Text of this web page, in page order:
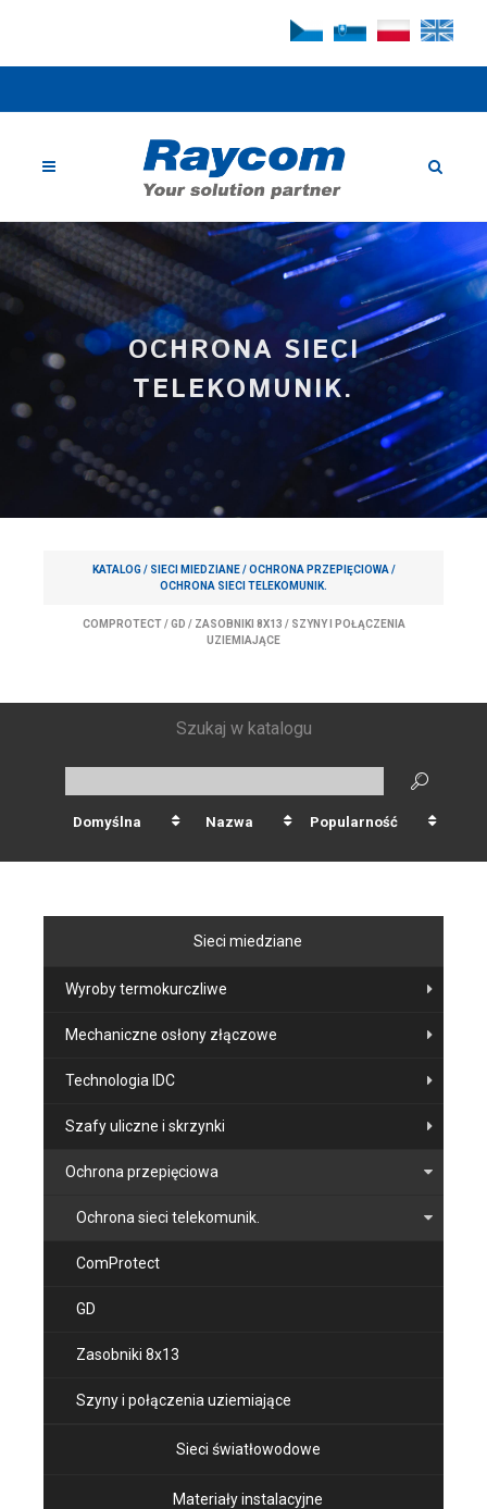
OCHRONA SIECI
TELEKOMUNIK.
KATALOG / SIECI MIEDZIANE/OCHRONA PRZEPIĘCIOWA/
OCHRONA SIECI TELEKOMUNIK.
COMPROTECT/GD / ZASOBNIKI 8X13 / SZYNY I POŁĄCZENIA
UZIEMIAJĄCE
Szukaj w katalogu
Domyślna Nazwa Popularność
Sieci miedziane
Wyroby termokurczliwe
Mechaniczne osłony złączowe
Technologia IDC
Szafy uliczne i skrzynki
Ochrona przepięciowa
Ochrona sieci telekomunik.
ComProtect
GD
Zasobniki 8x13
Szyny i połączenia uziemiające
Sieci światłowodowe
Materiały instalacyjne